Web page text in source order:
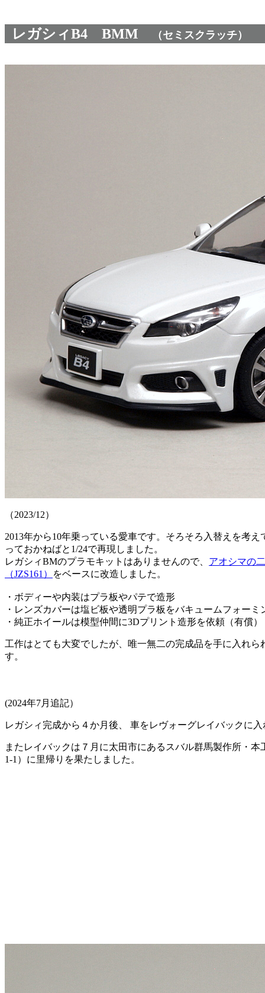
レガシィB4 BMM （セミスクラッチ）
（2023/12）
2013年から10年乗っている愛車です。そろそろ入替えを考
っておかねばと1/24で再現しました。
レガシィBMのプラモキットはありませんので、 アオシマの
（JZS161）
をベースに改造しました。
・ボディーや内装はプラ板やパテで造形
・レンズカバーは塩ビ板や透明プラ板をバキュームフォー
・純正ホイールは模型仲間に3Dプリント造形を依頼（有償）
工作はとても大変でしたが、唯一無二の完成品を手に入れ
す。
(2024年7月追記）
レガシィ完成から４か月後、 車をレヴォーグレイバックに
またレイバックは７月に太田市にあるスバル群馬製作所・本
1-1）に里帰りを果たしました。